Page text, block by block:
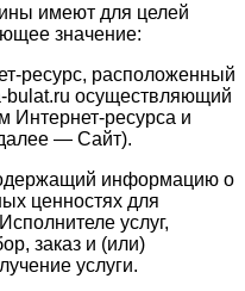
имеют для целей
значение:
ресурс, расположенный
bulat.ru осуществляющий
Интернет-ресурса и
— Сайт).
информацию о
ценностях для
услуг,
заказ и (или)
услуги.